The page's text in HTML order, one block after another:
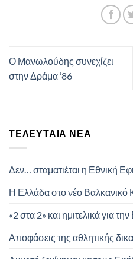
Ο Μανωλούδης συνεχίζει
στην Δράμα ’86
ΤΕΛΕΥΤΑΊΑ ΝΈΑ
Δεν… σταματιέται η Εθνική
Η Ελλάδα στο νέο
«2 στα 2» και ημιτελικά για
Αποφάσεις της αθλητικής